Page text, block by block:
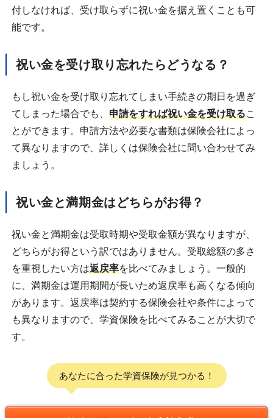
付しなければ、受け取らずに祝い金を据え置くことも可
能です。
祝い金を受け取り忘れたらどうなる？
もし祝い金を受け取り忘れてしまい手続きの期日を過ぎ
てしまった場合でも、 申請をすれば祝い金を受け取るこ
とができます。申請方法や必要な書類は保険会社によっ
て異なりますので、詳しくは保険会社に問い合わせてみ
ましょう。
祝い金と満期金はどちらがお得？
祝い金と満期金は受取時期や受取金額が異なりますが、
どちらがお得という訳ではありません。受取総額の多さ
を重視したい方は返戻率を比べてみましょう。一般的
に、満期金は運用期間が長いため返戻率も高くなる傾向
があります。返戻率は契約する保険会社や条件によって
も異なりますので、学資保険を比べてみることが大切で
す。
あなたに合った学資保険が見つかる！